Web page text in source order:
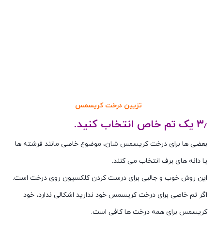
تزیین درخت کریسمس
۳٫ یک تم خاص انتخاب کنید.
بعضی ها برای درخت کریسمس شان، موضوع خاصی مانند فرشته ها
یا دانه های برف انتخاب می کنند.
این روش خوب و جالبی برای درست کردن کلکسیون روی درخت است.
اگر تم خاصی برای درخت کریسمس خود ندارید اشکالی ندارد، خود
کریسمس برای همه درخت ها کافی است.